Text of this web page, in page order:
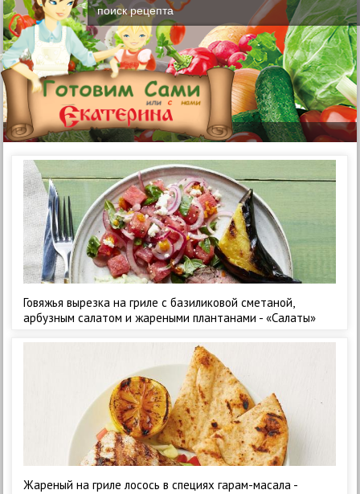
Говяжья вырезка на гриле с базиликовой сметаной,
арбузным салатом и жареными плантанами - «Салаты»
Жареный на гриле лосось в специях гарам-масала -